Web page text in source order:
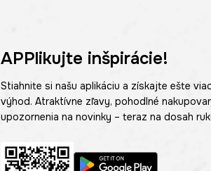
APPlikujte inšpirácie!
Stiahnite si našu aplikáciu a získajte ešte viac
výhod. Atraktívne zľavy, pohodlné
upozornenia na novinky – teraz na dosah